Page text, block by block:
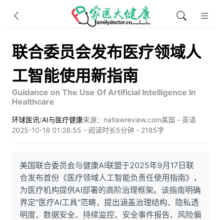
联合委员会发布医疗领域人
工智能使用新指南
Guidance on The Use Of Artificial Intelligence In
Healthcare
环球医讯/AI与医疗健康来源：natlawreview.com美国 - 英语
2025-10-18 01:28:55 - 阅读时长5分钟 - 2185字
美国联合委员会与健康AI联盟于2025年9月17日联
合发布首份《医疗领域人工智能负责任使用指南》，
为医疗机构提供AI部署的高阶治理框架。该指南明确
界定"医疗AI工具"范畴，提出涵盖治理结构、隐私透
明度、数据安全、持续监控、安全事件报告、风险偏